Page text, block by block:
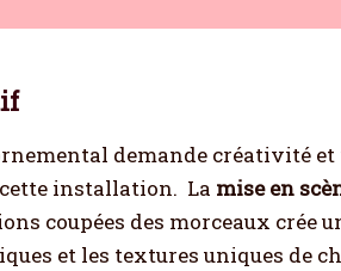
demande créativité
installation. La mise en
coupées des morceaux crée
et les textures uniques de